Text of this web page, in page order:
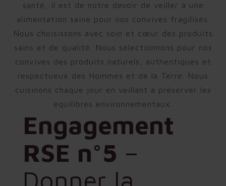
santé, il est de notre devoir de veiller à une
alimentation saine pour nos convives fragilisés.
Nous choisissons avec soin et cœur des produits
sains et de qualité. Nous sélectionnons pour nos
convives des produits naturels, authentiques et
respectueux des Hommes et de la Terre. Nous
cuisinons chaque jour en veillant à préserver les
équilibres environnementaux.
Engagement
RSE n°5 –